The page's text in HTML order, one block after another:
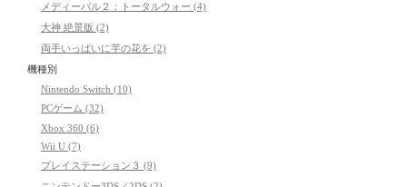
メディーバル２：トータルウォー (4)
大神 絶景版 (2)
両手いっぱいに芋の花を (2)
機種別
Nintendo Switch (10)
PCゲーム (32)
Xbox 360 (6)
Wii U (7)
プレイステーション３ (9)